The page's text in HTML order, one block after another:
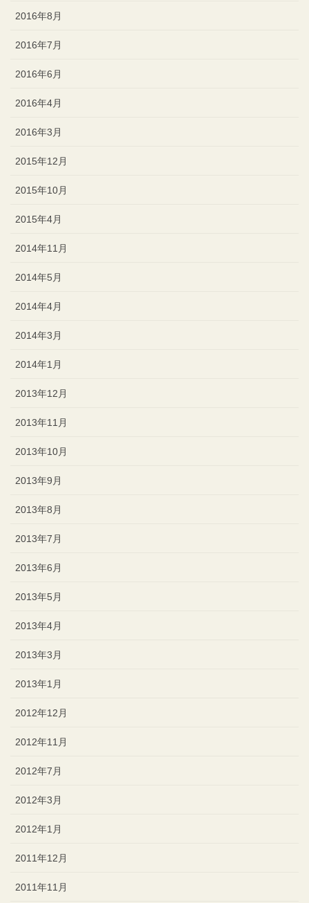
2016年8月
2016年7月
2016年6月
2016年4月
2016年3月
2015年12月
2015年10月
2015年4月
2014年11月
2014年5月
2014年4月
2014年3月
2014年1月
2013年12月
2013年11月
2013年10月
2013年9月
2013年8月
2013年7月
2013年6月
2013年5月
2013年4月
2013年3月
2013年1月
2012年12月
2012年11月
2012年7月
2012年3月
2012年1月
2011年12月
2011年11月